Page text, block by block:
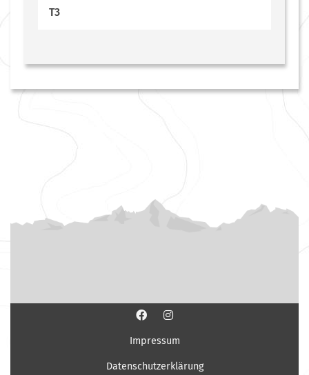
T3
Impressum
Datenschutzerklärung